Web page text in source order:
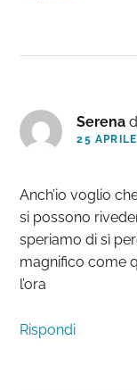
Serena
25
Anch’io voglio
si possono
speriamo di sì
magnifico come
l’ora
Rispondi